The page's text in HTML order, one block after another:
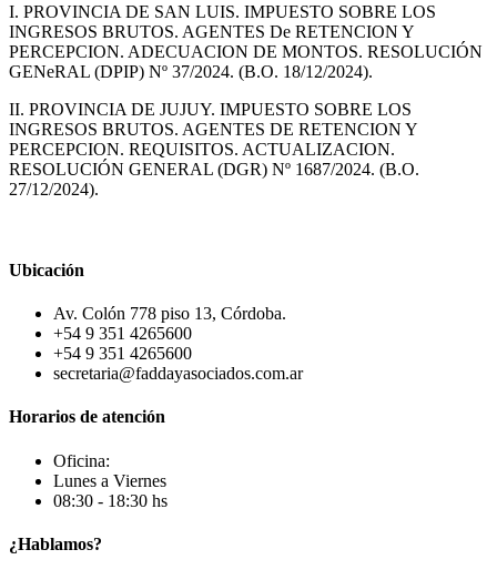
I. PROVINCIA DE SAN LUIS. IMPUESTO SOBRE LOS
INGRESOS BRUTOS. AGENTES De RETENCION Y
PERCEPCION. ADECUACION DE MONTOS. RESOLUCIÓN
GENeRAL (DPIP) Nº 37/2024. (B.O. 18/12/2024).
II. PROVINCIA DE JUJUY. IMPUESTO SOBRE LOS
INGRESOS BRUTOS. AGENTES DE RETENCION Y
PERCEPCION. REQUISITOS. ACTUALIZACION.
RESOLUCIÓN GENERAL (DGR) Nº 1687/2024. (B.O.
27/12/2024).
Ubicación
Av. Colón 778 piso 13, Córdoba.
+54 9 351 4265600
+54 9 351 4265600
secretaria@faddayasociados.com.ar
Horarios de atención
Oficina:
Lunes a Viernes
08:30 - 18:30 hs
¿Hablamos?